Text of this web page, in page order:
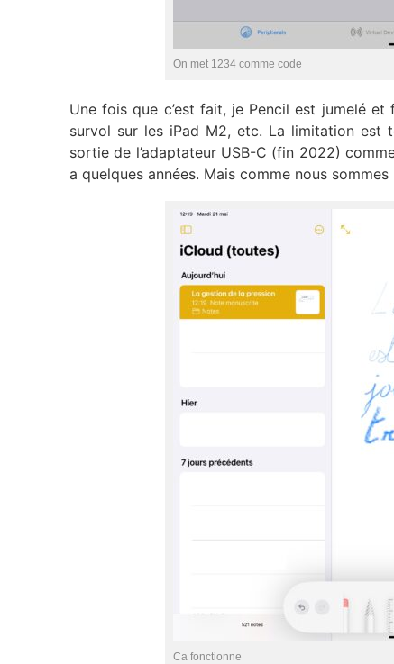
On met 1234 comme code
Une fois que c’est fait, je Pencil est jumelé
survol sur les iPad M2, etc. La limitation
sortie de l’adaptateur USB-C (fin 2022)
a quelques années. Mais comme nous
Ca fonctionne